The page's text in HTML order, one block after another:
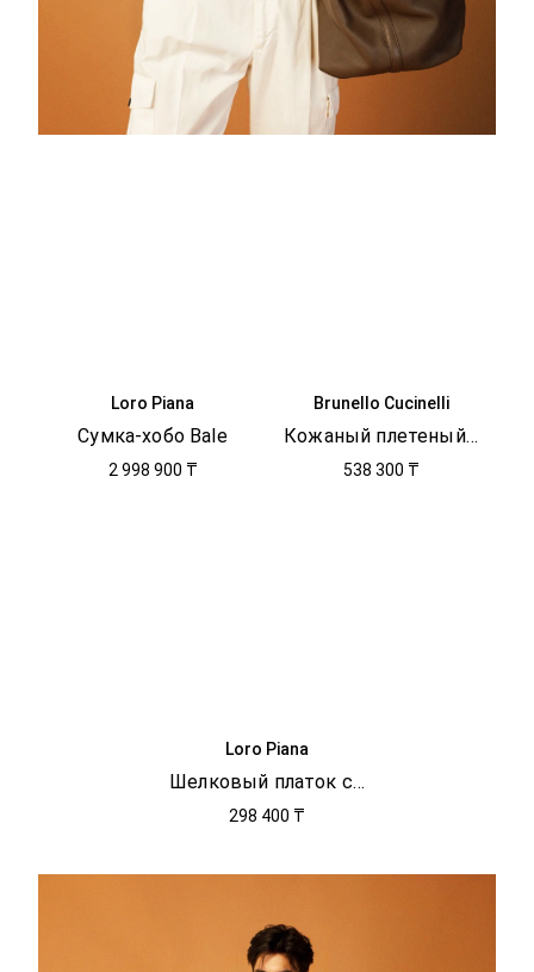
Loro Piana
Сумка-хобо Bale
2 998 900 ₸
Brunello Cucinelli
Кожаный плетеный ремень
538 300 ₸
Loro Piana
Шелковый платок с принтом
298 400 ₸